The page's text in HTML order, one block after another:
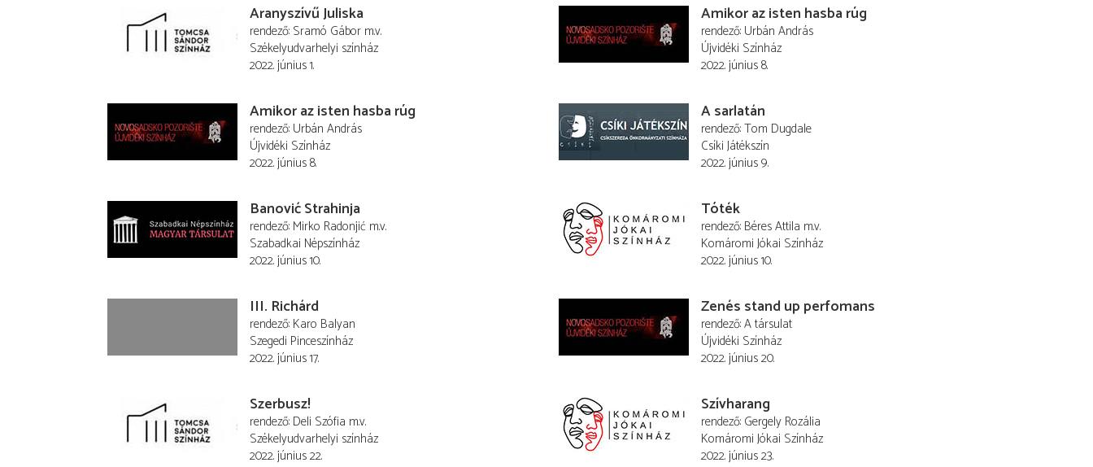
Aranyszívű Juliska
rendező Sramó Gábor m.v.
Székelyudvarhelyi színház
2022. június 1.
Amikor az isten hasba rúg
rendező Urbán András
Újvidéki Színház
2022. június 8.
Amikor az isten hasba rúg
rendező Urbán András
Újvidéki Színház
2022. június 8.
A sarlatán
rendező Tom Dugdale
Csíki Játékszín
2022. június 9.
Banović Strahinja
rendező Mirko Radonjić m.v.
Szabadkai Népszínház
2022. június 10.
Tóték
rendező Béres Attila m.v.
Komáromi Jókai Színház
2022. június 10.
III. Richárd
rendező Karo Balyan
Szegedi Pinceszínház
2022. június 17.
Zenés stand up perfomans
rendező A társulat
Újvidéki Színház
2022. június 20.
Szerbusz!
rendező Deli Szófia m.v.
Székelyudvarhelyi színház
2022. június 22.
Szívharang
rendező Gergely Rozália
Komáromi Jókai Színház
2022. június 23.